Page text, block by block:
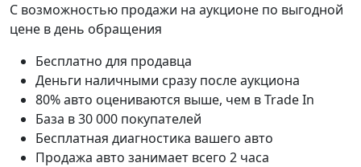
С возможностью продажи на аукционе по выгодной
цене в день обращения
Бесплатно для продавца
Деньги наличными сразу после аукциона
80% авто оцениваются выше, чем в Trade In
База в 30 000 покупателей
Бесплатная диагностика вашего авто
Продажа авто занимает всего 2 часа